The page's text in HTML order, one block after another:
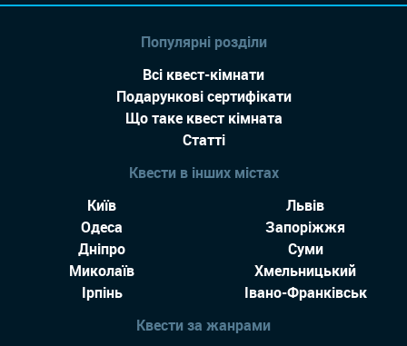
Популярні розділи
Всі квест-кімнати
Подарункові сертифікати
Що таке квест кімната
Статті
Квести в інших містах
Київ
Львів
Одеса
Запоріжжя
Дніпро
Суми
Миколаїв
Хмельницький
Ірпінь
Івано-Франківськ
Квести за жанрами